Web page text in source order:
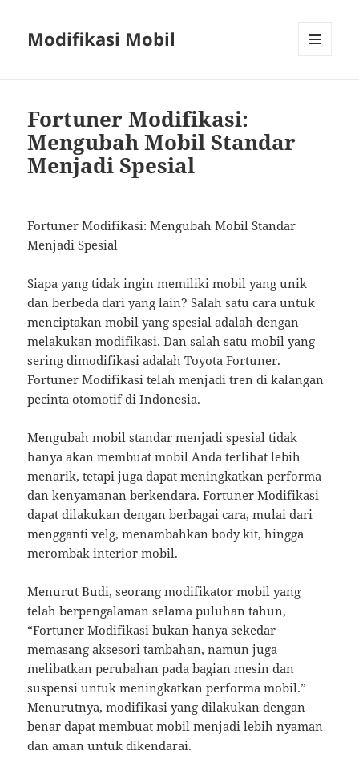
Modifikasi Mobil
Fortuner Modifikasi:
Mengubah Mobil Standar
Menjadi Spesial
Fortuner Modifikasi: Mengubah Mobil Standar
Menjadi Spesial
Siapa yang tidak ingin memiliki mobil yang unik
dan berbeda dari yang lain? Salah satu cara untuk
menciptakan mobil yang spesial adalah dengan
melakukan modifikasi. Dan salah satu mobil yang
sering dimodifikasi adalah Toyota Fortuner.
Fortuner Modifikasi telah menjadi tren di kalangan
pecinta otomotif di Indonesia.
Mengubah mobil standar menjadi spesial tidak
hanya akan membuat mobil Anda terlihat lebih
menarik, tetapi juga dapat meningkatkan performa
dan kenyamanan berkendara. Fortuner Modifikasi
dapat dilakukan dengan berbagai cara, mulai dari
mengganti velg, menambahkan body kit, hingga
merombak interior mobil.
Menurut Budi, seorang modifikator mobil yang
telah berpengalaman selama puluhan tahun,
“Fortuner Modifikasi bukan hanya sekedar
memasang aksesori tambahan, namun juga
melibatkan perubahan pada bagian mesin dan
suspensi untuk meningkatkan performa mobil.”
Menurutnya, modifikasi yang dilakukan dengan
benar dapat membuat mobil menjadi lebih nyaman
dan aman untuk dikendarai.